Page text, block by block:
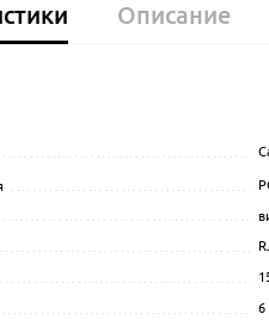
Описание
6